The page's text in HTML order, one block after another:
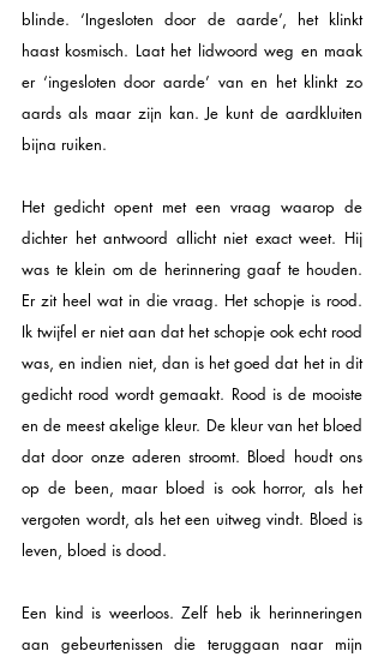
blinde. ‘Ingesloten door de aarde’, het klinkt
haast kosmisch. Laat het lidwoord weg en maak
er ‘ingesloten door aarde’ van en het klinkt zo
aards als maar zijn kan. Je kunt de aardkluiten
bijna ruiken.
Het gedicht opent met een vraag waarop de
dichter het antwoord allicht niet exact weet. Hij
was te klein om de herinnering gaaf te houden.
Er zit heel wat in die vraag. Het schopje is rood.
Ik twijfel er niet aan dat het schopje ook echt rood
was, en indien niet, dan is het goed dat het in dit
gedicht rood wordt gemaakt. Rood is de mooiste
en de meest akelige kleur. De kleur van het bloed
dat door onze aderen stroomt. Bloed houdt ons
op de been, maar bloed is ook horror, als het
vergoten wordt, als het een uitweg vindt. Bloed is
leven, bloed is dood.
Een kind is weerloos. Zelf heb ik herinneringen
aan gebeurtenissen die teruggaan naar mijn